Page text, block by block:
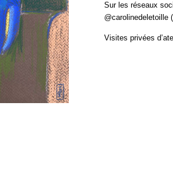
Sur les réseaux
@carolinedeletoille
Visites privées